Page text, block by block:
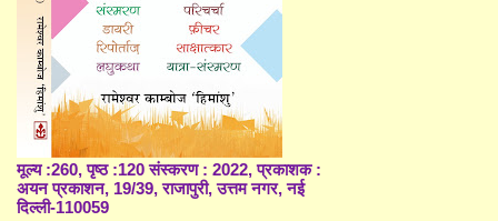
मूल्य :260, पृष्ठ :120 संस्करण : 2022, प्रकाशक :
अयन प्रकाशन, 19/39, राजापुरी, उत्तम नगर, नई
दिल्ली-110059